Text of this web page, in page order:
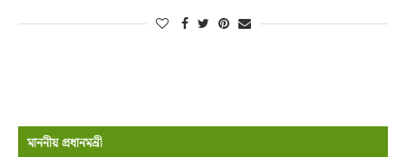
মাননীয় প্রধানমন্রী